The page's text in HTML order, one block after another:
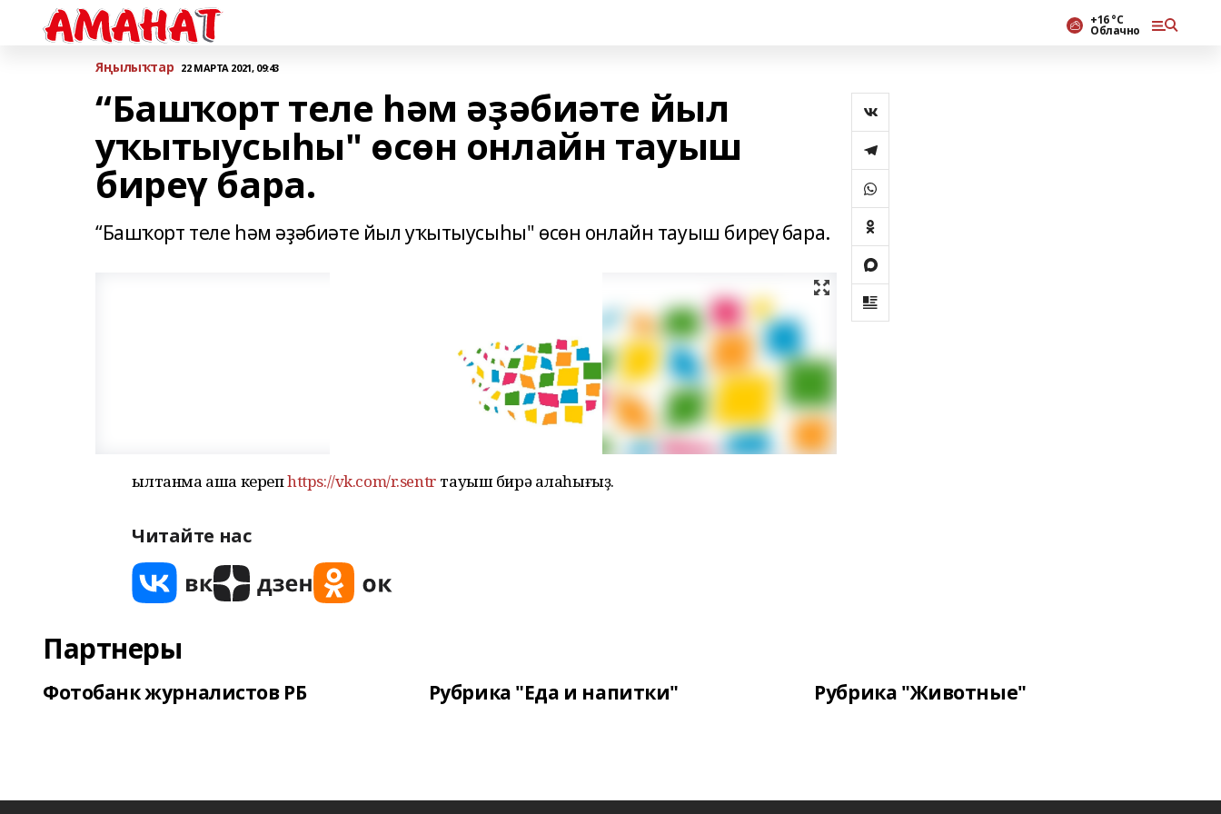
+16 °С
Облачно
Яңылыҡтар 22 МАРТА 2021, 09:43
“Башҡорт теле һәм әҙәбиәте йыл
уҡытыусыһы" өсөн онлайн тауыш
биреү бара.
“Башҡорт теле һәм әҙәбиәте йыл уҡытыусыһы" өсөн онлайн тауыш биреү бара.
Һылтанма аша керепhttps://vk.com/r.sentr тауыш бирә алаһығыҙ.
Читайте нас
Партнеры
Фотобанк журналистов РБ Рубрика "Еда и напитки" Рубрика "Животные"